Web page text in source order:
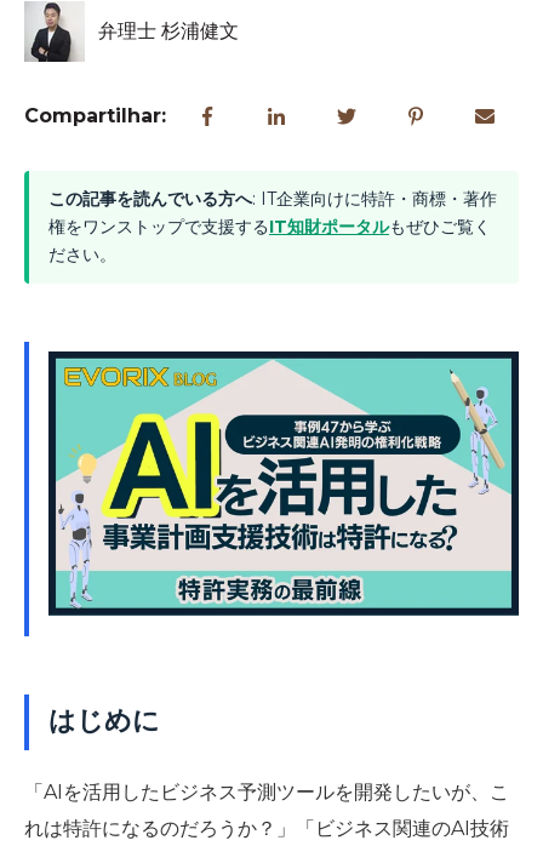
弁理士 杉浦健文
Compartilhar:
この記事を読んでいる方へ: IT企業向けに特許・商標・著作
権をワンストップで支援するIT知財ポータルもぜひご覧く
ださい。
はじめに
「AIを活用したビジネス予測ツールを開発したいが、こ
れは特許になるのだろうか？」「ビジネス関連のAI技術